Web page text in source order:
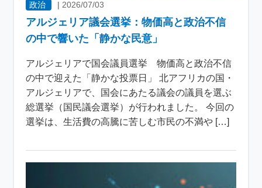
政治 | 2026/07/03
アルジェリア議会選挙：物価高と政治不信
の中で響いた「静かな民意」
アルジェリアで国会議員選挙 物価高と政治不信
の中で迎えた「静かな投票日」 北アフリカの国・
アルジェリアで、国会にあたる議会の議員を選ぶ
総選挙（国民議会選挙）が行われました。 今回の
選挙は、生活費の高騰に苦しむ市民の不満や […]